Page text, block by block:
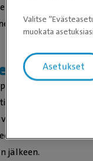
levoton ja
ja iloinen
normaalisti,
pennuistaan itse.
sinun kuitenkin
jälkeen.
Valitse
muokata
Asetukset